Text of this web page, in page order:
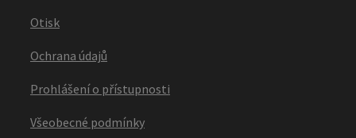
Otisk
Ochrana údajů
Prohlášení o přístupnosti
Všeobecné podmínky